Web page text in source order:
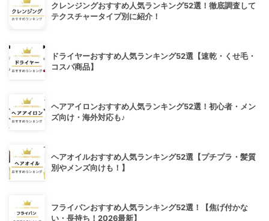
クレンジングおすすめ人気ランキング52選！徹底調査して
テクスチャータイプ別に紹介！
ドライヤーおすすめ人気ランキング52選【速乾・くせ毛・
コスパ商品】
ヘアアイロンおすすめ人気ランキング52選！初心者・メン
ズ向け・海外対応も♪
ヘアオイルおすすめ人気ランキング52選【プチプラ・髪質
別やメンズ向けも！】
フライパンおすすめ人気ランキング52選！【焦げ付かな
い・長持ち！2026最新】